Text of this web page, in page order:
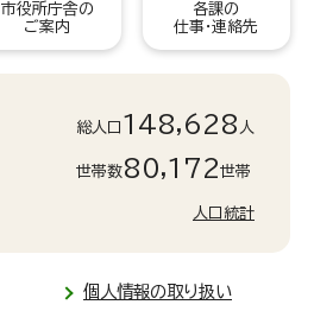
市役所庁舎の
ご案内
各課の
仕事・連絡先
総人口 148,628 人
世帯数80,172世帯
人口統計
個人情報の取り扱い